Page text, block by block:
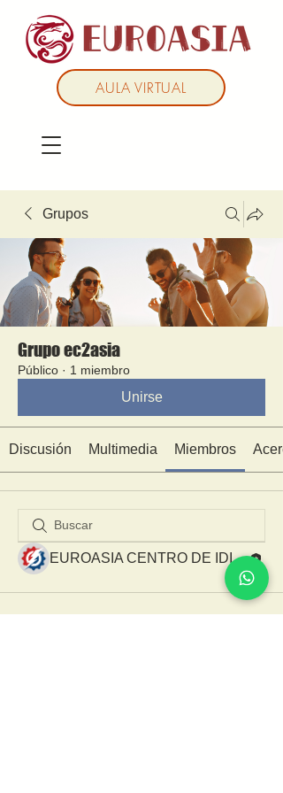
AULA VIRTUAL
Grupos
Grupo ec2asia
Público · 1 miembro
Unirse
Discusión Multimedia Miembros
EUROASIA CENTRO DE IDIOMAS